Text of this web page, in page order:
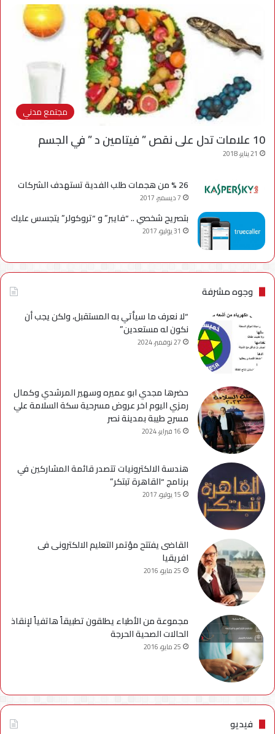
مجتمع مدني
10 علامات تدل على نقص ” فيتامين د ” في الجسم
21 يناير، 2018
26 % من هجمات طلب الفدية تستهدف الشركات
7 ديسمبر، 2017
بتصريح شخصي .. “فايبر” و “تروكولر” يتجسس عليك
31 يوليو، 2017
وجوه مشرفة
“لا نعرف ما سيأتي به المستقبل، ولكن يجب أن
نكون له مستعدين”
27 نوفمبر، 2024
حضرها مجدي ابو عميره وسهير المرشدي وكمال
رمزي اليوم اخر عروض مسرحية سكة السلامة علي
مسرح طيبة بمدينة نصر
16 فبراير، 2024
هندسة الالكترونيات تتصدر قائمة المشاركين في
برنامج “القاهرة تبتكر”
15 يوليو، 2017
القاضى يفتتح مؤتمر التعليم الالكترونى فى
افريقيا
25 مايو، 2016
مجموعة من الأطباء يطلقون تطبيقاً هاتفياً لإنقاذ
الحالات الصحية الحرجة
25 مايو، 2016
فيديو